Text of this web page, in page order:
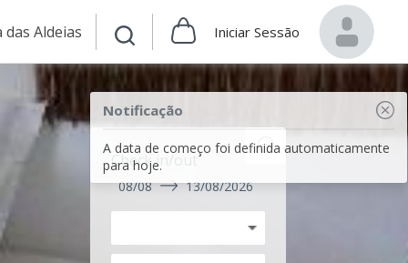
das Aldeias Iniciar Sessão
Notificação
A data de começo foi definida automaticamente
para hoje.
Check in/out
08/08 13/08/2026